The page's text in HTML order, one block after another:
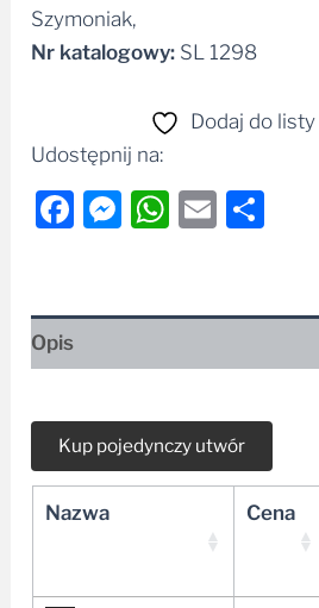
Szymoniak,
Nr katalogowy: SL 1298
Dodaj do
Udostępnij na:
Facebook
Messenger
Email
Opis
Nazwa Cena